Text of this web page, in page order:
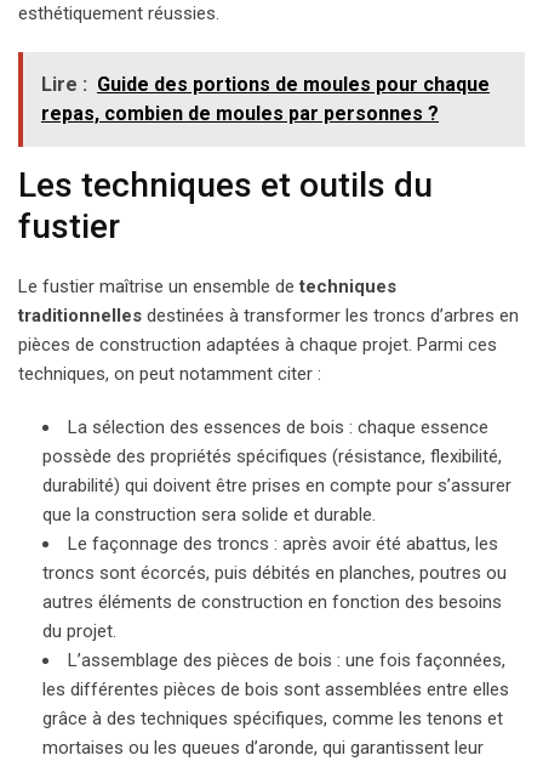
esthétiquement réussies.
Lire : Guide des portions de moules pour chaque
repas, combien de moules par personnes ?
Les techniques et outils du
fustier
Le fustier maîtrise un ensemble detechniques
traditionnelles destinées à transformer les troncs d’arbres en
pièces de construction adaptées à chaque projet. Parmi ces
techniques, on peut notamment citer :
La sélection des essences de bois : chaque essence
possède des propriétés spécifiques (résistance, flexibilité,
durabilité) qui doivent être prises en compte pour s’assurer
que la construction sera solide et durable.
Le façonnage des troncs : après avoir été abattus, les
troncs sont écorcés, puis débités en planches, poutres ou
autres éléments de construction en fonction des besoins
du projet.
L’assemblage des pièces de bois : une fois façonnées,
les différentes pièces de bois sont assemblées entre elles
grâce à des techniques spécifiques, comme les tenons et
mortaises ou les queues d’aronde, qui garantissent leur